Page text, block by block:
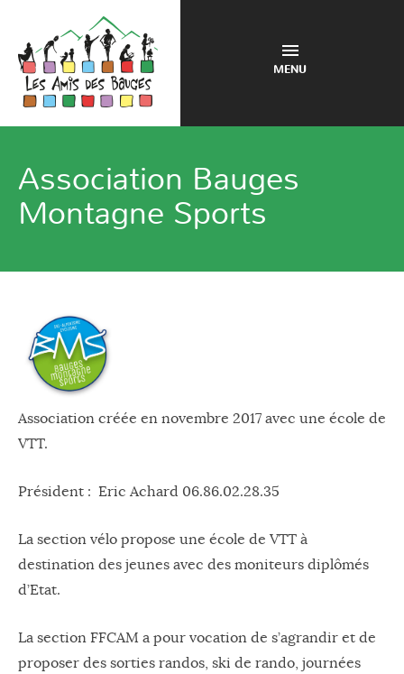
MENU
Association Bauges
Montagne Sports
Association créée en novembre 2017 avec une école de
VTT.
Président : Eric Achard 06.86.02.28.35
La section vélo propose une école de VTT à
destination des jeunes avec des moniteurs diplômés
d’Etat.
La section FFCAM a pour vocation de s’agrandir et de
proposer des sorties randos, ski de rando, journées